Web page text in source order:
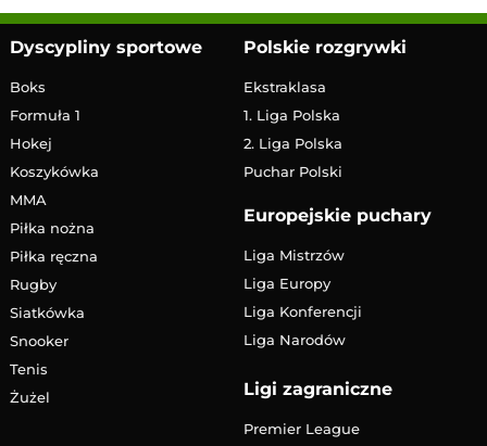
Dyscypliny sportowe
Boks
Formuła 1
Hokej
Koszykówka
MMA
Piłka nożna
Piłka ręczna
Rugby
Siatkówka
Snooker
Tenis
Żużel
Polskie rozgrywki
Ekstraklasa
1. Liga Polska
2. Liga Polska
Puchar Polski
Europejskie puchary
Liga Mistrzów
Liga Europy
Liga Konferencji
Liga Narodów
Ligi zagraniczne
Premier League